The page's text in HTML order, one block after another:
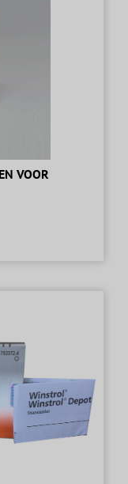
VOOR